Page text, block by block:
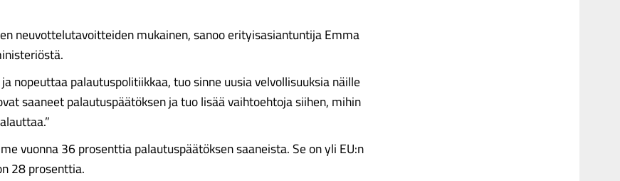
neuvottelutavoitteiden mukainen, sanoo erityisasiantuntija Emma
nopeuttaa palautuspolitiikkaa, tuo sinne uusia velvollisuuksia näille
saaneet palautuspäätöksen ja tuo lisää vaihtoehtoja siihen, mihin
vuonna 36 prosenttia palautuspäätöksen saaneista. Se on yli EU:n
28 prosenttia.